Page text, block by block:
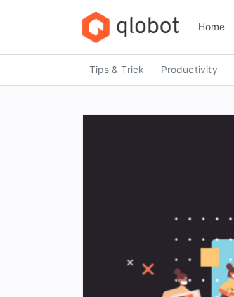
Home
Tips & Trick Productivity